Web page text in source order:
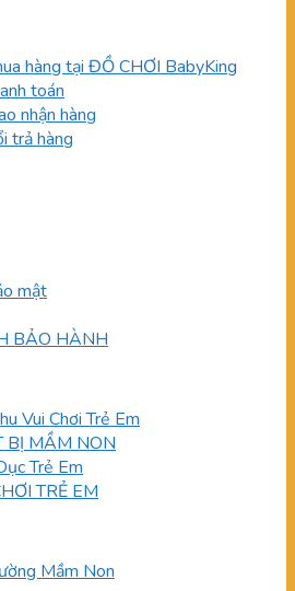
hàng tại ĐỒ CHƠI BabyKing
toán
nhận hàng
trả hàng
mật
BẢO HÀNH
Vui Chơi Trẻ Em
BỊ MẦM NON
Trẻ Em
TRẺ EM
Mầm Non